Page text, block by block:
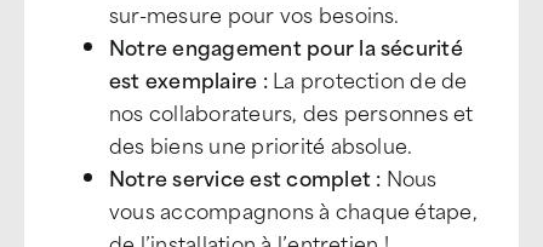
sur-mesure pour vos besoins.
Notre engagement pour la sécurité
est exemplaire :La protection de de
nos collaborateurs, des personnes et
des biens une priorité absolue.
Notre service est complet : Nous
vous accompagnons à chaque étape,